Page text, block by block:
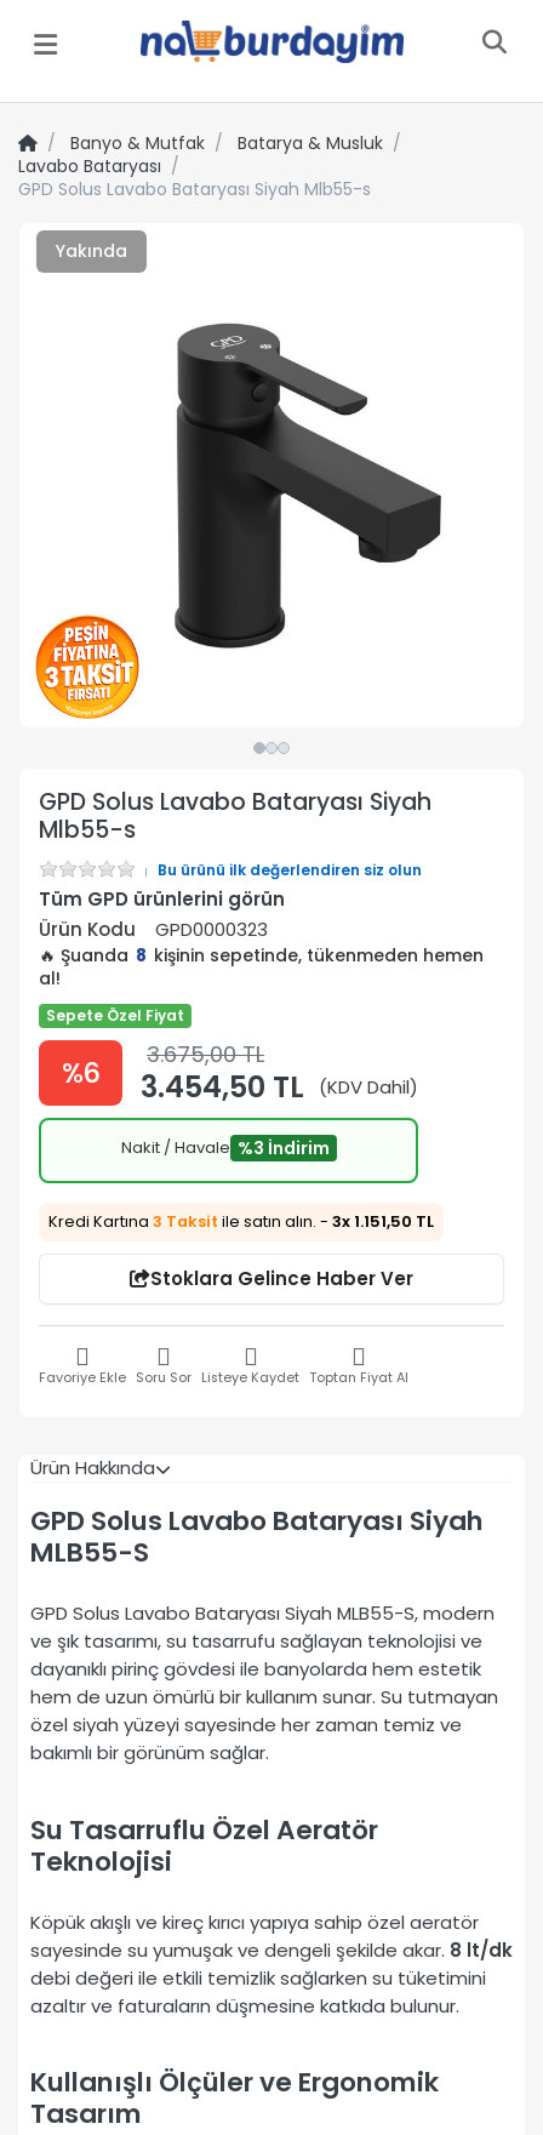
Menü
Banyo & Mutfak
Batarya & Musluk
Lavabo Bataryası
GPD Solus Lavabo Bataryası Siyah Mlb55-s
Yakında
GPD Solus Lavabo Bataryası Siyah
Mlb55-s
Bu ürünü ilk değerlendiren siz olun
Tüm GPD ürünlerini görün
Ürün Kodu
GPD0000323
🔥 Şuanda 8 kişinin sepetinde, tükenmeden hemen
al!
Sepete Özel Fiyat
%6 3.675,00 TL
3.454,50 TL (KDV Dahil)
Nakit / Havale %3 İndirim
Kredi Kartına 3 Taksit ile satın alın. - 3x 1.151,50 TL
Stoklara Gelince Haber Ver
Favoriye Ekle Soru Sor Listeye Kaydet Toptan Fiyat Al
Ürün Hakkında
GPD Solus Lavabo Bataryası Siyah
MLB55-S
GPD Solus Lavabo Bataryası Siyah MLB55-S, modern
ve şık tasarımı, su tasarrufu sağlayan teknolojisi ve
dayanıklı pirinç gövdesi ile banyolarda hem estetik
hem de uzun ömürlü bir kullanım sunar. Su tutmayan
özel siyah yüzeyi sayesinde her zaman temiz ve
bakımlı bir görünüm sağlar.
Su Tasarruflu Özel Aeratör
Teknolojisi
Köpük akışlı ve kireç kırıcı yapıya sahip özel aeratör
sayesinde su yumuşak ve dengeli şekilde akar. 8 lt/dk
debi değeri ile etkili temizlik sağlarken su tüketimini
azaltır ve faturaların düşmesine katkıda bulunur.
Kullanışlı Ölçüler ve Ergonomik
Tasarım